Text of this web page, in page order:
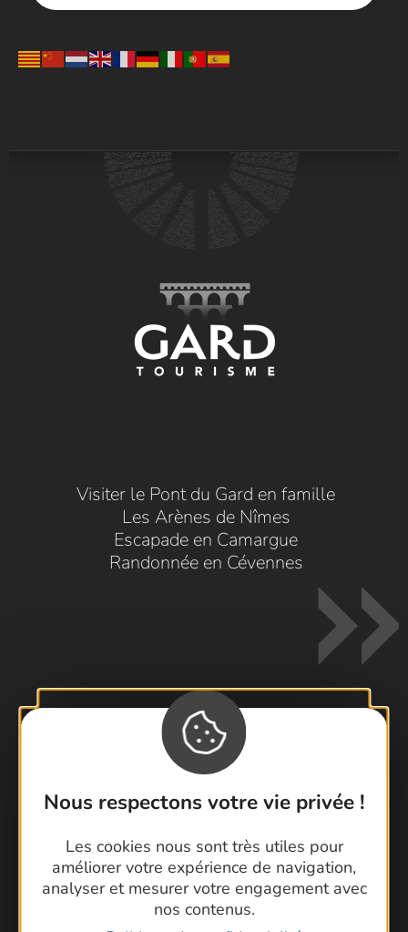
Nous respectons votre vie privée !
Les cookies nous sont très utiles pour
améliorer votre expérience de navigation,
analyser et mesurer votre engagement avec
nos contenus.
Visiter le Pont du Gard en famille
Les Arènes de Nîmes
Escapade en Camargue
Randonnée en Cévennes
Contactez-nous !
Foire aux questions
Brochures
Cartoguides et Topoguides
Latitude Gard